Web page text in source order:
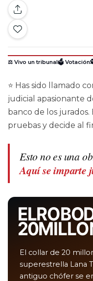
⚖️ Vivo un tribunal🗳️ Votación
⭐ Has sido llamado
judicial apasionante
banco de los jurados.
pruebas y decide al
Esto no es una
Aquí se imparte
EL ROBO
20
El collar de 20
superestrella Lana
antiguo chófer se